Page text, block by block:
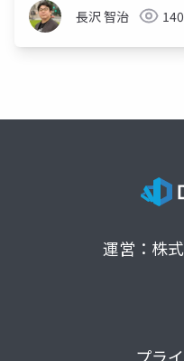
長沢 智治 140
運営：株
プラ